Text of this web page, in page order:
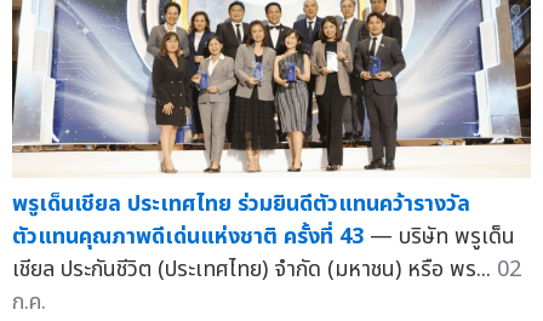
พรูเด็นเชียล ประเทศไทย ร่วมยินดีตัวแทนคว้ารางวัล
ตัวแทนคุณภาพดีเด่นแห่งชาติ ครั้งที่ 43 — บริษัท พรูเด็น
เชียล ประกันชีวิต (ประเทศไทย) จำกัด (มหาชน) หรือ พร... 02
ก.ค.